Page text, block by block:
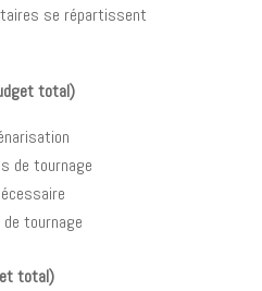
se répartissent
total)
de tournage
tournage
total)